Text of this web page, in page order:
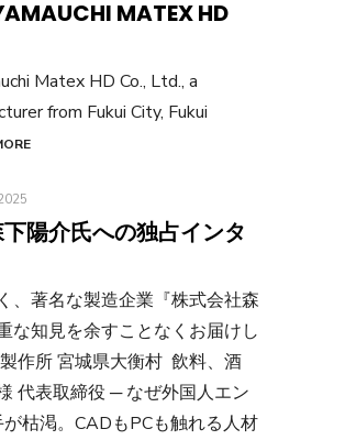
MATEX HD
Matex HD Co., Ltd., a
from Fukui City, Fukui
下陽介氏への独占インタ
、著名な製造企業『株式会社森
な知見を余すことなくお届けし
作所 宮城県大衡村 飲料、酒
代表取締役 ─ なぜ外国人エン
枯渇。CADもPCも触れる人材